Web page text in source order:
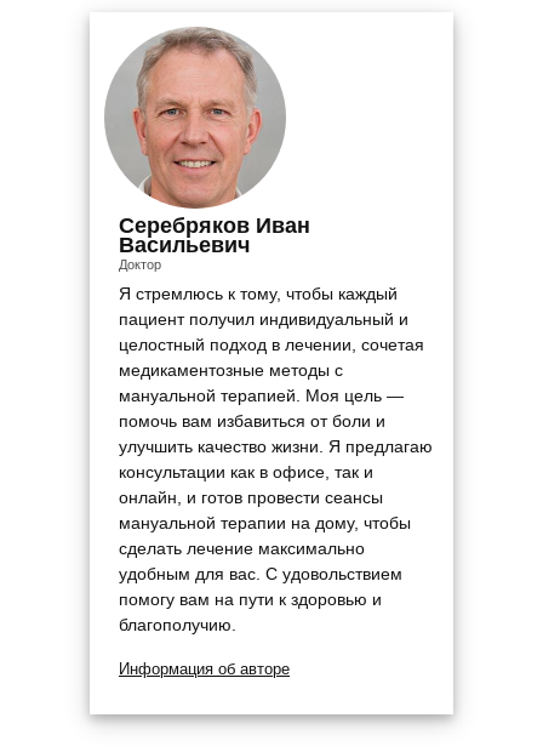
Серебряков Иван
Васильевич
Доктор
Я стремлюсь к тому, чтобы каждый
пациент получил индивидуальный и
целостный подход в лечении, сочетая
медикаментозные методы с
мануальной терапией. Моя цель —
помочь вам избавиться от боли и
улучшить качество жизни. Я предлагаю
консультации как в офисе, так и
онлайн, и готов провести сеансы
мануальной терапии на дому, чтобы
сделать лечение максимально
удобным для вас. С удовольствием
помогу вам на пути к здоровью и
благополучию.
Информация об авторе